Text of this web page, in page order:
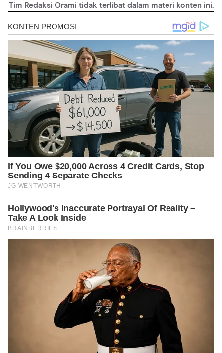
https://www.choa.org/parent-resources
Tim Redaksi Orami tidak terlibat dalam materi konten ini.